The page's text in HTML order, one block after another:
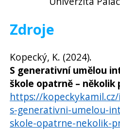
Zdroje
Kopecký, K. (2024).
S generativní umělou
škole opatrně – několik
https://
s-generativni-umelou-
skole-opatrne-nekolik-